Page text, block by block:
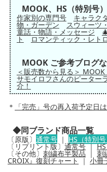
MOOK、HS（特別号
作家別の専門号 キャラク
物・ガーデン スウィーツ
童話・物語・メッセージ
ト ロマンティック・レト
MOOK ご参考ブログ
＜販売数から見る＞
サモイロフさんのピーター
介！
＊ 「完売」号の再入荷予定日
◆同ブランド商品一覧
〔原版〕 通常号 ｜ HS（特別号
〔リプリント版〕通常号｜
〔その他〕 刺繍布半製品 刺
CROIX』復刻チャート｜ 小冊